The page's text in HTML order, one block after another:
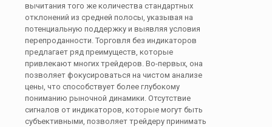
вычитания того же количества стандартных
отклонений из средней полосы, указывая на
потенциальную поддержку и выявляя условия
перепроданности. Торговля без индикаторов
предлагает ряд преимуществ, которые
привлекают многих трейдеров. Во-первых, она
позволяет фокусироваться на чистом анализе
цены, что способствует более глубокому
пониманию рыночной динамики. Отсутствие
сигналов от индикаторов, которые могут быть
субъективными, позволяет трейдеру принимать